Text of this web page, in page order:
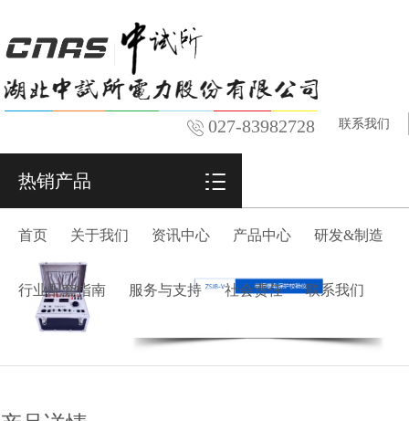
027-83982728 联系我们
热销产品
首页 关于我们 资讯中心 产品中心 研发&制造
行业配套指南 服务与支持 社会责任 联系我们